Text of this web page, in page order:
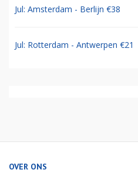
Jul: Amsterdam - Berlijn €38
Jul: Rotterdam - Antwerpen €21
OVER ONS